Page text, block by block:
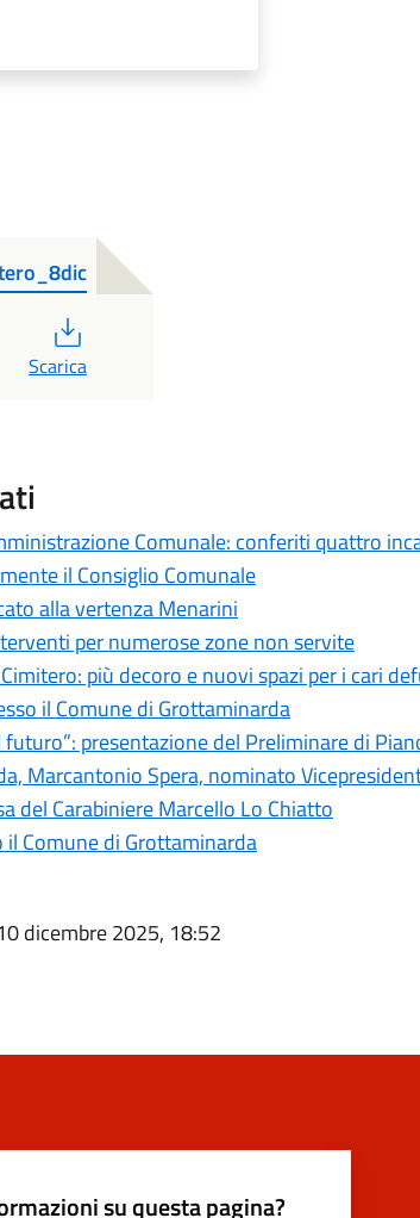
Scarica
Comunale: conferiti quattro
il Consiglio Comunale
alla vertenza Menarini
per numerose zone non servite
più decoro e nuovi spazi per i cari
il Comune di Grottaminarda
presentazione del Preliminare di
Marcantonio Spera, nominato
del Carabiniere Marcello Lo Chiatto
Comune di Grottaminarda
dicembre 2025, 18:52
su questa pagina?